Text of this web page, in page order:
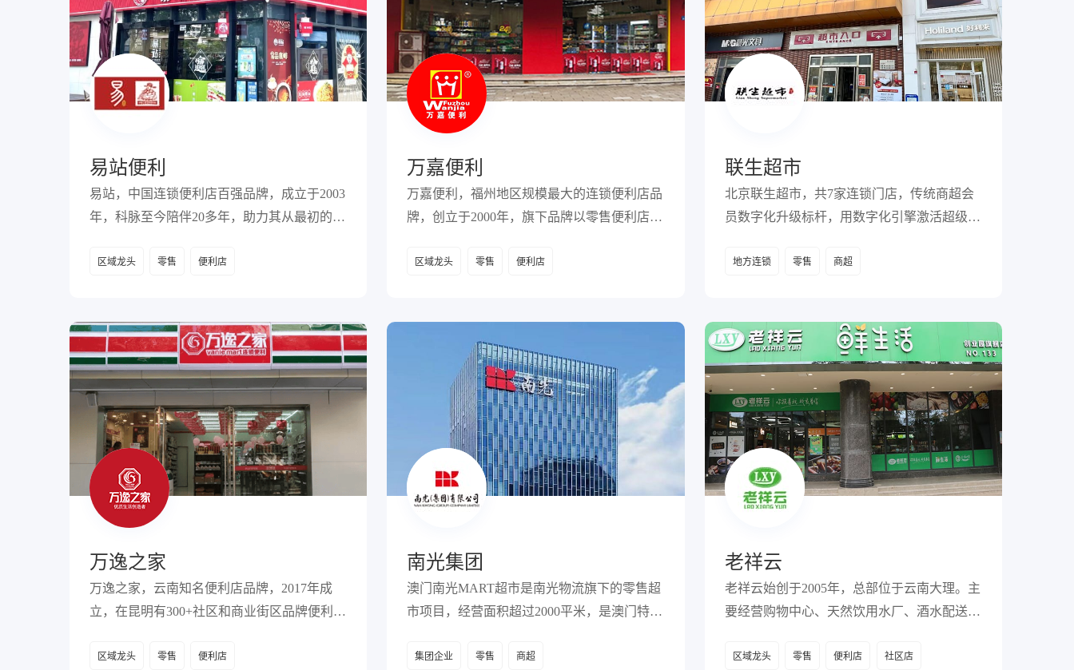
易站便利
易站，中国连锁便利店百强品牌，成立于2003
年，科脉至今陪伴20多年，助力其从最初的3
区域龙头
零售 便利店
万嘉便利
万嘉便利，福州地区规模最大的连锁便利店品
牌，创立于2000年，旗下品牌以零售便利店为
区域龙头
零售 便利店
联生超市
北京联生超市，共7家连锁门店，传统商超会
员数字化升级标杆，用数字化引擎激活超级增
地方连锁
零售 商超
万逸之家
万逸之家，云南知名便利店品牌，2017年成
立，在昆明有300+社区和商业街区品牌便利
区域龙头
零售 便利店
南光集团
澳门南光MART超市是南光物流旗下的零售超
市项目，经营面积超过2000平米，是澳门特别
集团企业
零售 商超
老祥云
老祥云始创于2005年，总部位于云南大理。主
要经营购物中心、天然饮用水厂、酒水配送中
设有9个购物中心和100多个便利店。
区域龙头 零售 便利店 社区店